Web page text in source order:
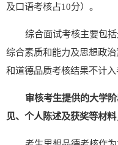
及口语考核占10分）。
综合面试考核主要包
综合素质和能力及思想政
和道德品质考核结果不计入
审核考生提供的大学
见、个人陈述及获奖等材